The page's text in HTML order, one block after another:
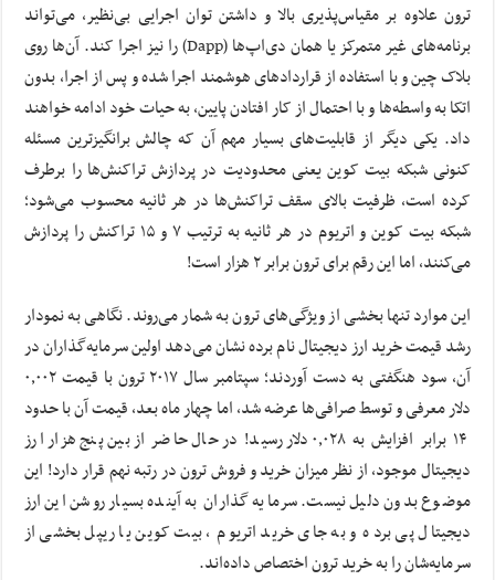
ترون علاوه بر مقیاس‌پذیری بالا و داشتن توان اجرایی بی‌نظیر، می‌تواند
برنامه‌های غیر متمرکز یا همان دی‌اپ‌ها (Dapp) را نیز اجرا کند. آن‌ها روی
بلاک چین و با استفاده از قراردادهای هوشمند اجرا شده و پس از اجرا، بدون
اتکا به واسطه‌ها و با احتمال از کار افتادن پایین، به حیات خود ادامه خواهند
داد. یکی دیگر از قابلیت‌های بسیار مهم آن که چالش برانگیزترین مسئله
کنونی شبکه بیت کوین یعنی محدودیت در پردازش تراکنش‌ها را برطرف
کرده است، ظرفیت بالای سقف تراکنش‌ها در هر ثانیه محسوب می‌شود؛
شبکه بیت کوین و اتریوم در هر ثانیه به ترتیب ۷ و ۱۵ تراکنش را پردازش
می‌کنند، اما این رقم برای ترون برابر ۲ هزار است!
این موارد تنها بخشی از ویژگی‌های ترون به شمار می‌روند. نگاهی به نمودار
رشد قیمت خرید ارز دیجیتال نام برده نشان می‌دهد اولین سرمایه‌گذاران در
آن، سود هنگفتی به دست آوردند؛ سپتامبر سال ۲۰۱۷ ترون با قیمت ۰٫۰۰۲
دلار معرفی و توسط صرافی‌ها عرضه شد، اما چهار ماه بعد، قیمت آن با حدود
۱۴ برابر افزایش به ۰٫۰۲۸ دلار رسید! در حال حاضر از بین پنج هزار ارز
دیجیتال موجود، از نظر میزان خرید و فروش ترون در رتبه نهم قرار دارد! این
موضوع بدون دلیل نیست. سرمایه گذاران به آینده بسیار روشن این ارز
دیجیتال پی برده و به جای خرید اتریوم ، بیت کوین یا ریپل بخشی از
سرمایه‌شان را به خرید ترون اختصاص داده‌اند.